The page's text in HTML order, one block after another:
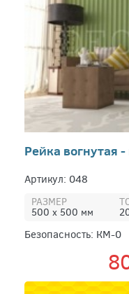
Рейка вогнутая
Артикул: 048
РАЗМЕР
500 х 500 мм
Безопасность: КМ-0